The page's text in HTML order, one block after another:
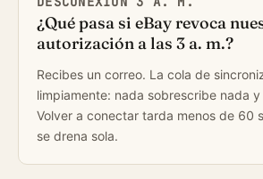
¿Qué pasa si eBay revoca
autorización a las 3 a. m.?
Recibes un correo. La cola de
limpiamente: nada sobrescribe nada
Volver a conectar tarda menos de 60
se drena sola.